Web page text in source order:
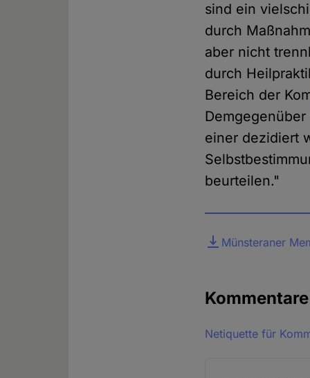
sind ein
durch
aber nicht
durch
Bereich der
einer dezidiert
beurteilen."
DateiMünsteraner
Kommentare
Netiquette für